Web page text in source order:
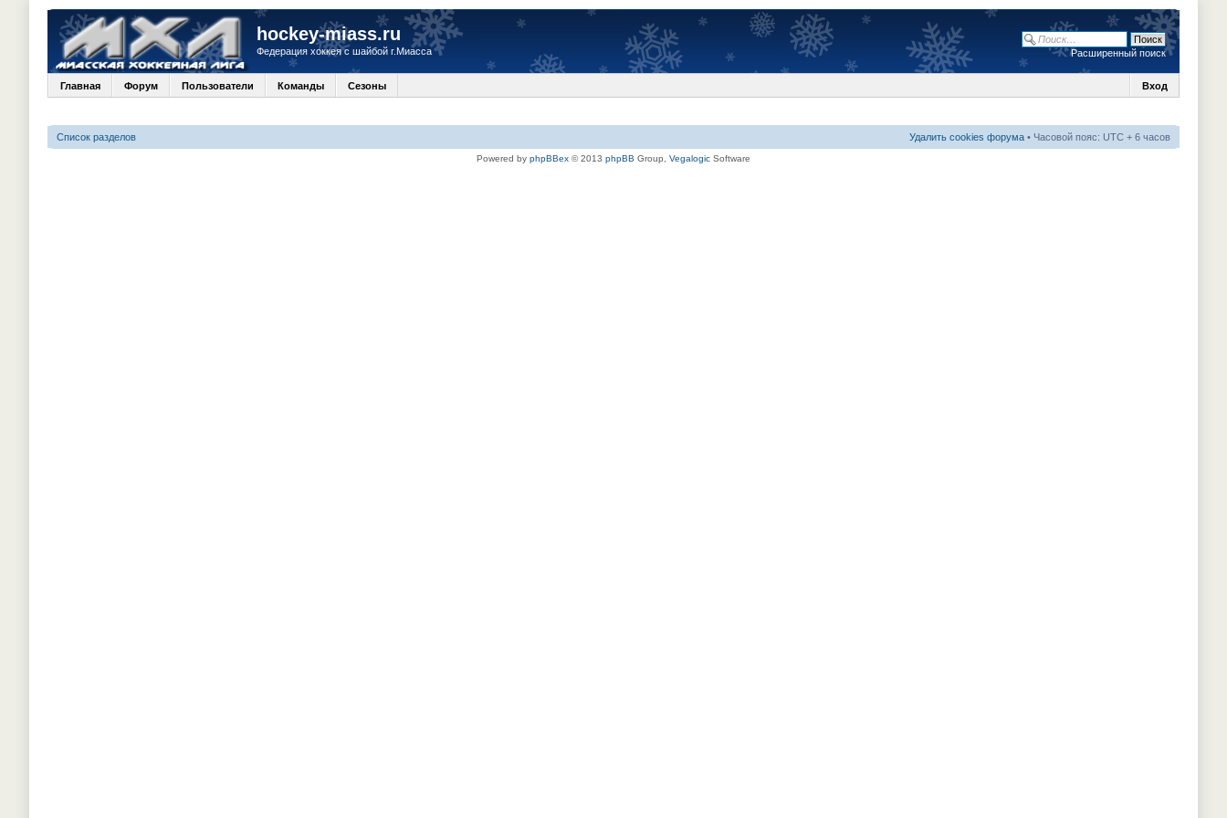
hockey-miass.ru
Федерация хоккея с шайбой г.Миасса Расширенный поиск
Главная Форум Пользователи Команды Сезоны Вход
Список разделов Удалить cookies форума • Часовой пояс: UTC + 6 часов
Powered by phpBBex © 2013 phpBB Group, Vegalogic Software